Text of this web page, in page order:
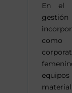
En el
como